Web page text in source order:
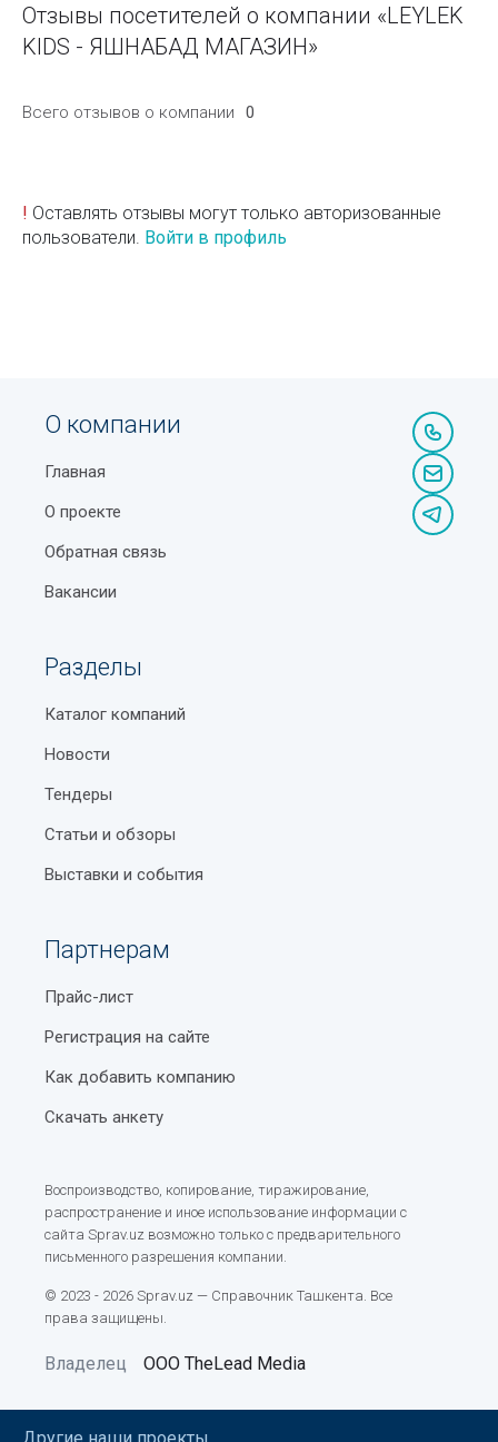
Отзывы посетителей о компании «LEYLEK
KIDS - ЯШНАБАД МАГАЗИН»
Всего отзывов о компании 0
! Оставлять отзывы могут только авторизованные
пользователи. Войти в профиль
О компании
Главная
О проекте
Обратная связь
Вакансии
Разделы
Каталог компаний
Новости
Тендеры
Статьи и обзоры
Выставки и события
Партнерам
Прайс-лист
Регистрация на сайте
Как добавить компанию
Скачать анкету
Воспроизводство, копирование, тиражирование,
распространение и иное использование информации с
сайта Sprav.uz возможно только с предварительного
письменного разрешения компании.
© 2023 - 2026 Sprav.uz — Справочник Ташкента. Все
права защищены.
Владелец ООО TheLead Media
Другие наши проекты